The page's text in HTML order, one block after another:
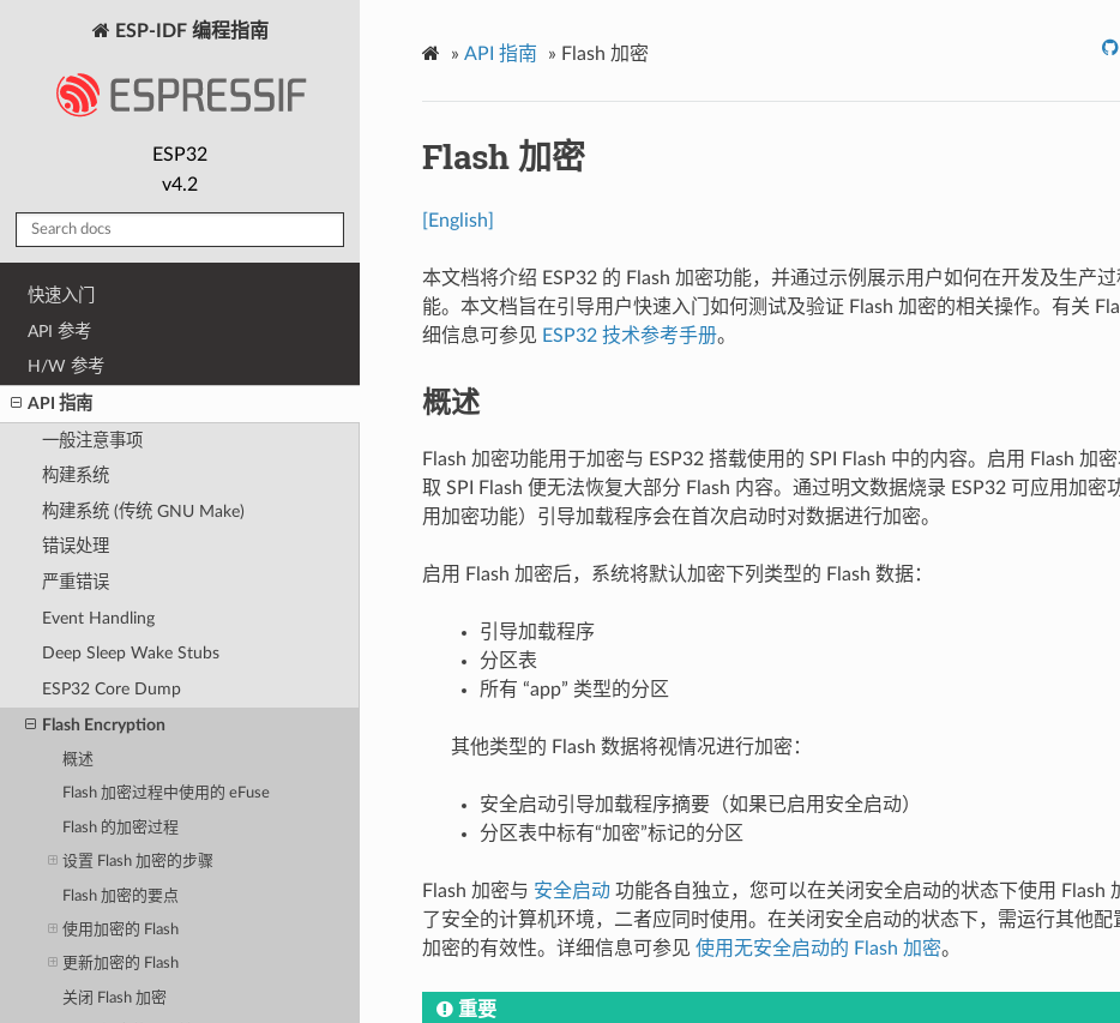
ESP-IDF 编程指南
ESP32
v4.2
快速入门
API 参考
H/W 参考
API 指南
一般注意事项
构建系统
构建系统 (传统 GNU Make)
错误处理
严重错误
Event Handling
Deep Sleep Wake Stubs
ESP32 Core Dump
Flash Encryption
概述
Flash 加密过程中使用的 eFuse
Flash 的加密过程
设置 Flash 加密的步骤
Flash 加密的要点
使用加密的 Flash
更新加密的 Flash
关闭 Flash 加密
» API 指南 » Flash 加密
Flash 加密
[English]
本文档将介绍 ESP32 的 Flash 加密功能，并通过示例展示用户如何在开发及生产
能。本文档旨在引导用户快速入门如何测试及验证 Flash 加密的相关操作。有关
细信息可参见 ESP32 技术参考手册。
概述
Flash 加密功能用于加密与 ESP32 搭载使用的 SPI Flash 中的内容。启用 Flash 加
取 SPI Flash 便无法恢复大部分 Flash 内容。通过明文数据烧录 ESP32 可应用加密
用加密功能）引导加载程序会在首次启动时对数据进行加密。
启用 Flash 加密后，系统将默认加密下列类型的 Flash 数据：
引导加载程序
分区表
所有 “app” 类型的分区
其他类型的 Flash 数据将视情况进行加密：
安全启动引导加载程序摘要（如果已启用安全启动）
分区表中标有“加密”标记的分区
Flash 加密与 安全启动功能各自独立，您可以在关闭安全启动的状态下使用 Flash
了安全的计算机环境，二者应同时使用。在关闭安全启动的状态下，需运行其他配
加密的有效性。详细信息可参见 使用无安全启动的 Flash 加密。
重要